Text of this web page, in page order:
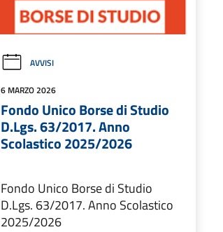
AVVISI
6 MARZO 2026
Fondo Unico Borse di Studio
D.Lgs. 63/2017. Anno
Scolastico 2025/2026
Fondo Unico Borse di Studio
D.Lgs. 63/2017. Anno Scolastico
2025/2026